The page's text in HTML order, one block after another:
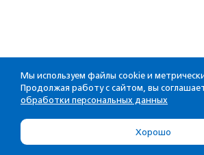
Мы используем файлы cookie и
Продолжая работу с сайтом, вы
обработки персональных данных
Хорошо